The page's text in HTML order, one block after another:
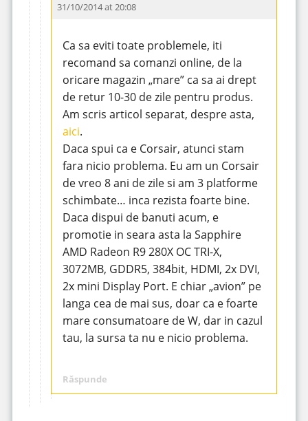
31/10/2014 at 20:08
Ca sa eviti toate problemele, iti
recomand sa comanzi online, de la
oricare magazin „mare” ca sa ai drept
de retur 10-30 de zile pentru produs.
Am scris articol separat, despre asta,
aici.
Daca spui ca e Corsair, atunci stam
fara nicio problema. Eu am un Corsair
de vreo 8 ani de zile si am 3 platforme
schimbate… inca rezista foarte bine.
Daca dispui de banuti acum, e
promotie in seara asta la Sapphire
AMD Radeon R9 280X OC TRI-X,
3072MB, GDDR5, 384bit, HDMI, 2x DVI,
2x mini Display Port. E chiar „avion” pe
langa cea de mai sus, doar ca e foarte
mare consumatoare de W, dar in cazul
tau, la sursa ta nu e nicio problema.
Răspunde